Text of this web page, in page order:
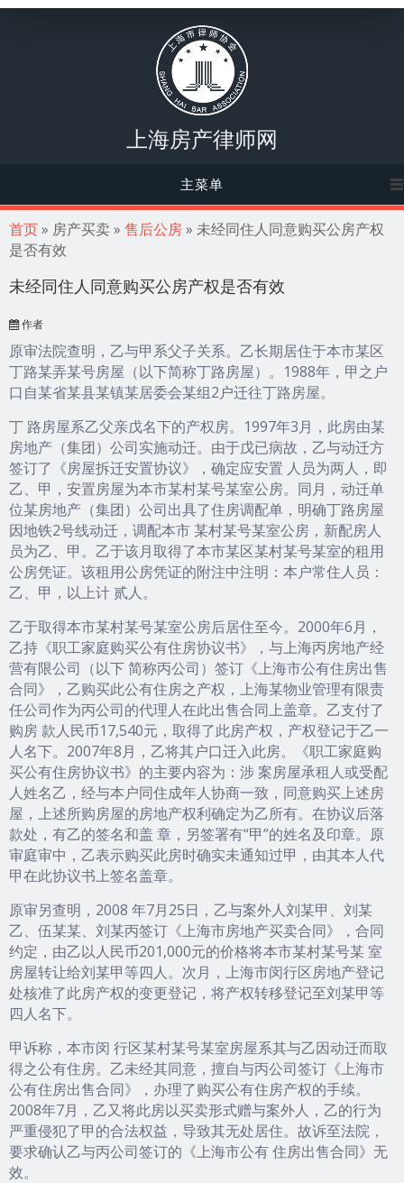
上海房产律师网
主菜单
你在这里
首页» 房产买卖 » 售后公房» 未经同住人同意购买公房产权
是否有效
未经同住人同意购买公房产权是否有效
作者
原审法院查明，乙与甲系父子关系。乙长期居住于本市某区
丁路某弄某号房屋（以下简称丁路房屋）。1988年，甲之户
口自某省某县某镇某居委会某组2户迁往丁路房屋。
丁 路房屋系乙父亲戊名下的产权房。1997年3月，此房由某
房地产（集团）公司实施动迁。由于戊已病故，乙与动迁方
签订了《房屋拆迁安置协议》，确定应安置 人员为两人，即
乙、甲，安置房屋为本市某村某号某室公房。同月，动迁单
位某房地产（集团）公司出具了住房调配单，明确丁路房屋
因地铁2号线动迁，调配本市 某村某号某室公房，新配房人
员为乙、甲。乙于该月取得了本市某区某村某号某室的租用
公房凭证。该租用公房凭证的附注中注明：本户常住人员：
乙、甲，以上计 贰人。
乙于取得本市某村某号某室公房后居住至今。2000年6月，
乙持《职工家庭购买公有住房协议书》，与上海丙房地产经
营有限公司（以下 简称丙公司）签订《上海市公有住房出售
合同》，乙购买此公有住房之产权，上海某物业管理有限责
任公司作为丙公司的代理人在此出售合同上盖章。乙支付了
购房 款人民币17,540元，取得了此房产权，产权登记于乙一
人名下。2007年8月，乙将其户口迁入此房。《职工家庭购
买公有住房协议书》的主要内容为：涉 案房屋承租人或受配
人姓名乙，经与本户同住成年人协商一致，同意购买上述房
屋，上述所购房屋的房地产权利确定为乙所有。在协议后落
款处，有乙的签名和盖 章，另签署有“甲”的姓名及印章。原
审庭审中，乙表示购买此房时确实未通知过甲，由其本人代
甲在此协议书上签名盖章。
原审另查明，2008 年7月25日，乙与案外人刘某甲、刘某
乙、伍某某、刘某丙签订《上海市房地产买卖合同》，合同
约定，由乙以人民币201,000元的价格将本市某村某号某 室
房屋转让给刘某甲等四人。次月，上海市闵行区房地产登记
处核准了此房产权的变更登记，将产权转移登记至刘某甲等
四人名下。
甲诉称，本市闵 行区某村某号某室房屋系其与乙因动迁而取
得之公有住房。乙未经其同意，擅自与丙公司签订《上海市
公有住房出售合同》，办理了购买公有住房产权的手续。
2008年7月，乙又将此房以买卖形式赠与案外人，乙的行为
严重侵犯了甲的合法权益，导致其无处居住。故诉至法院，
要求确认乙与丙公司签订的《上海市公有 住房出售合同》无
效。